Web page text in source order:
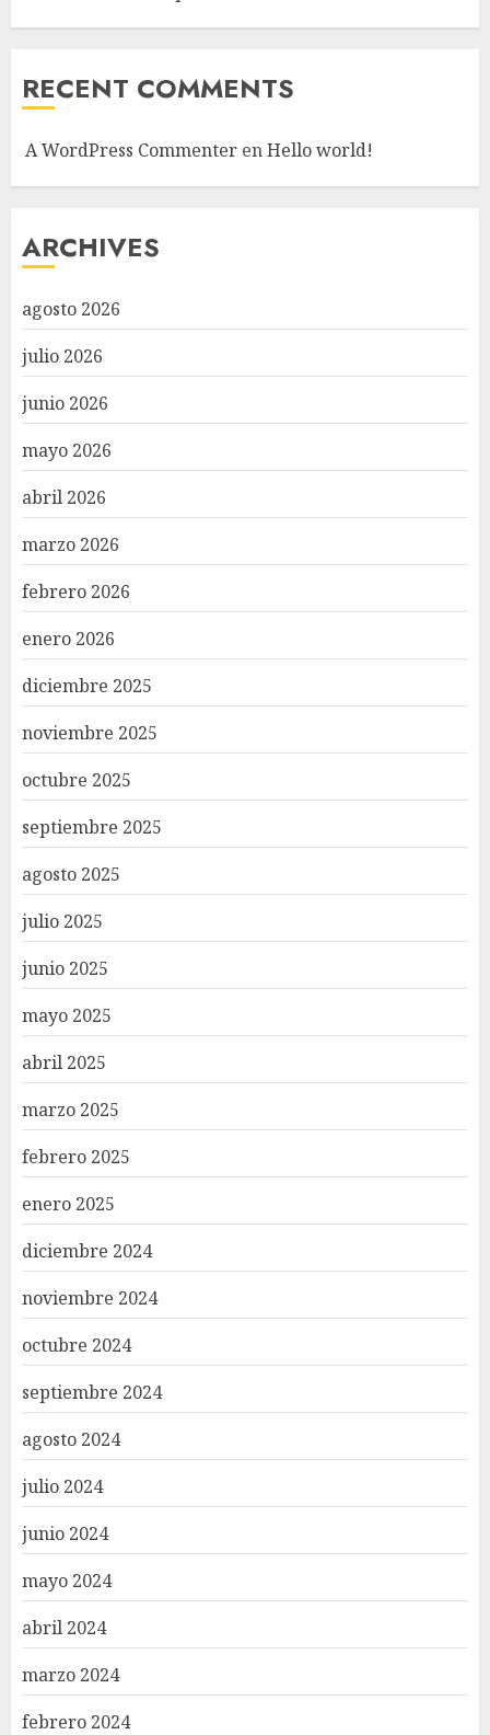
RECENT COMMENTS
A WordPress Commenter enHello world!
ARCHIVES
agosto 2026
julio 2026
junio 2026
mayo 2026
abril 2026
marzo 2026
febrero 2026
enero 2026
diciembre 2025
noviembre 2025
octubre 2025
septiembre 2025
agosto 2025
julio 2025
junio 2025
mayo 2025
abril 2025
marzo 2025
febrero 2025
enero 2025
diciembre 2024
noviembre 2024
octubre 2024
septiembre 2024
agosto 2024
julio 2024
junio 2024
mayo 2024
abril 2024
marzo 2024
febrero 2024